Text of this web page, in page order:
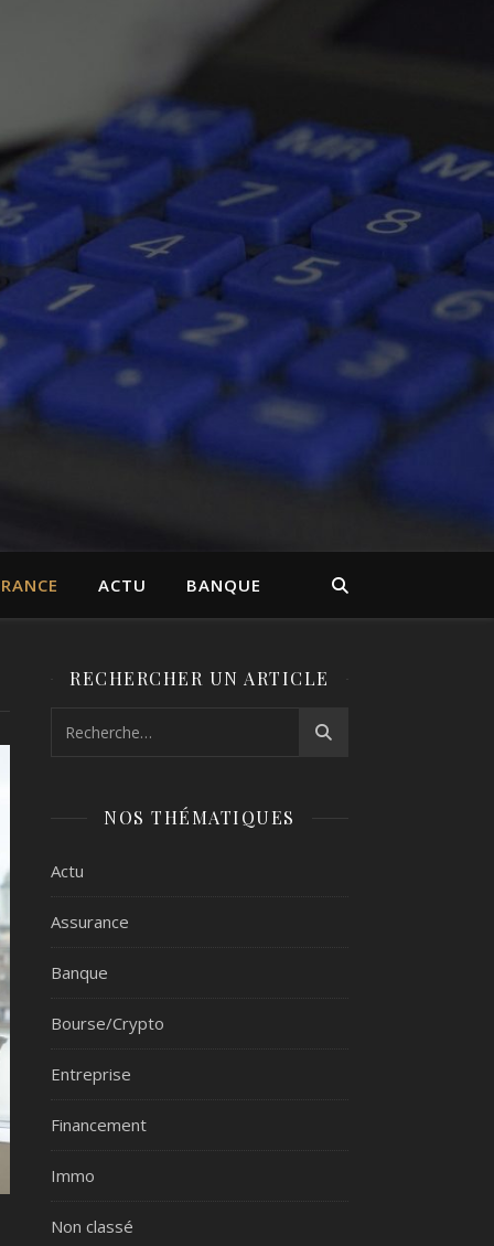
ACTU BANQUE
RECHERCHER UN ARTICLE
NOS THÉMATIQUES
Actu
Assurance
Banque
Bourse/Crypto
Entreprise
Financement
Immo
Non classé